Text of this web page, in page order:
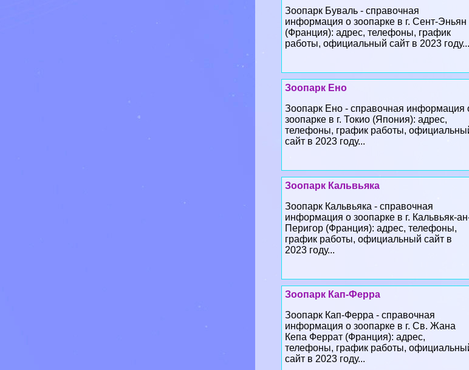
Зоопарк Буваль - справочная
информация о зоопарке в г. Сент-Эньян
(Франция): адрес, телефоны, график
работы, официальный сайт в 2023 году...
Зоопарк Ено
Зоопарк Ено - справочная информация
зоопарке в г. Токио (Япония): адрес,
телефоны, график работы,
сайт в 2023 году...
Зоопарк Кальвьяка
Зоопарк Кальвьяка - справочная
информация о зоопарке в г. Кальвьяк-
Перигор (Франция): адрес, телефоны,
график работы, официальный сайт в
2023 году...
Зоопарк Кап-Ферра
Зоопарк Кап-Ферра - справочная
информация о зоопарке в г. Св. Жана
Кепа Феррат (Франция): адрес,
телефоны, график работы,
сайт в 2023 году...